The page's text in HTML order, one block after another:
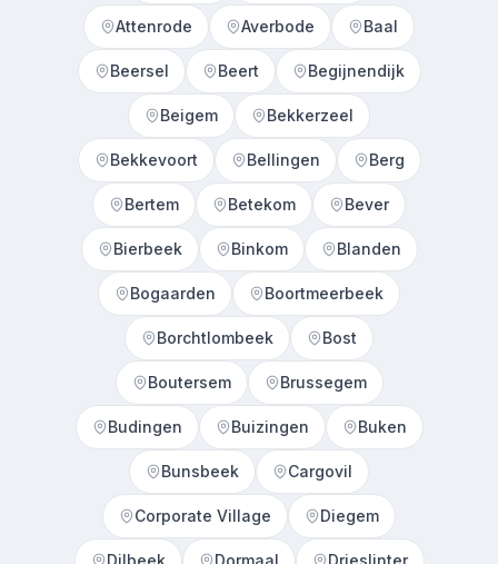
Attenrode Averbode Baal
Beersel Beert Begijnendijk
Beigem Bekkerzeel
Bekkevoort Bellingen Berg
Bertem Betekom Bever
Bierbeek Binkom Blanden
Bogaarden Boortmeerbeek
Borchtlombeek Bost
Boutersem Brussegem
Budingen Buizingen Buken
Bunsbeek Cargovil
Corporate Village Diegem
Dilbeek Dormaal Drieslinter